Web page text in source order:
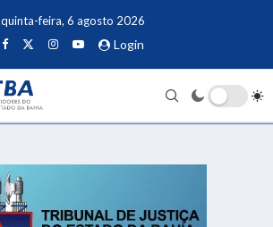
quinta-feira, 6 agosto 2026
Login